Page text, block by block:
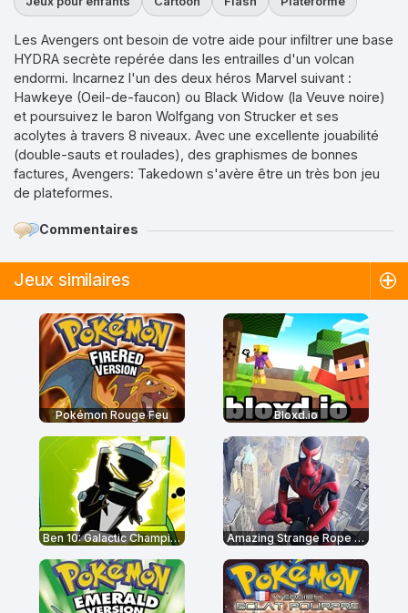
Les Avengers ont besoin de votre aide pour infiltrer une base
HYDRA secrète repérée dans les entrailles d'un volcan
endormi. Incarnez l'un des deux héros Marvel suivant :
Hawkeye (Oeil-de-faucon) ou Black Widow (la Veuve noire)
et poursuivez le baron Wolfgang von Strucker et ses
acolytes à travers 8 niveaux. Avec une excellente jouabilité
(double-sauts et roulades), des graphismes de bonnes
factures, Avengers: Takedown s'avère être un très bon jeu
de plateformes.
Commentaires
Jeux similaires
Pokémon Rouge Feu Bloxd.io
Ben 10: Galactic Champions Amazing Strange Rope Police